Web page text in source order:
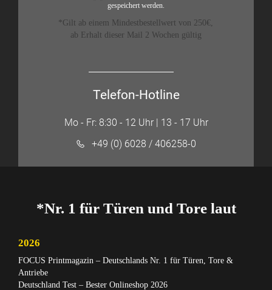
gespeichert werden.
*Gilt ab einem Mindestbestellwert von 250€,
ab Erhalt dieser Mail 2 Wochen gültig
Telefon-Hotline
Mo - Fr: 8:30 - 12 Uhr | 13 - 17 Uhr
+49 (0) 6028 / 406258-0
*Nr. 1 für Türen und Tore laut
2026
FOCUS Printmagazin – Deutschlands Nr. 1 für Türen, Tore &
Antriebe
Deutschland Test – Bester Onlineshop 2026